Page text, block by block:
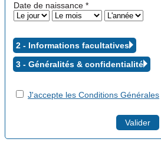
Date de naissance *
2 - Informations facultatives
3 - Généralités & confidentialité
J'accepte les Conditions Générales